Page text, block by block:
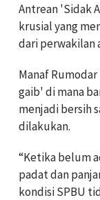
Antrean 'Sidak
krusial yang
dari perwakilan
Manaf Rumodar
gaib' di mana
menjadi bersih
dilakukan.
“Ketika belum
padat dan
kondisi SPBU